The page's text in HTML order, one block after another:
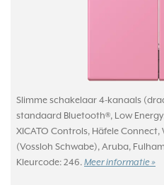
Slimme schakelaar 4-kanaals
standaard Bluetooth®, Low
XICATO Controls, Häfele Connect,
(Vossloh Schwabe), Aruba,
Kleurcode: 246. Meer informatie »